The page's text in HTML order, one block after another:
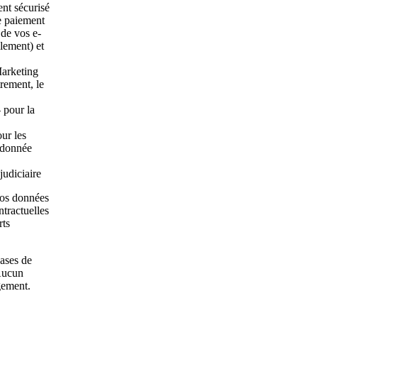
sécurisé
paiement
vos e-
et
le
la
les
données
de